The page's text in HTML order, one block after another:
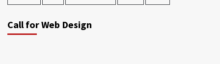
Call for Web Design